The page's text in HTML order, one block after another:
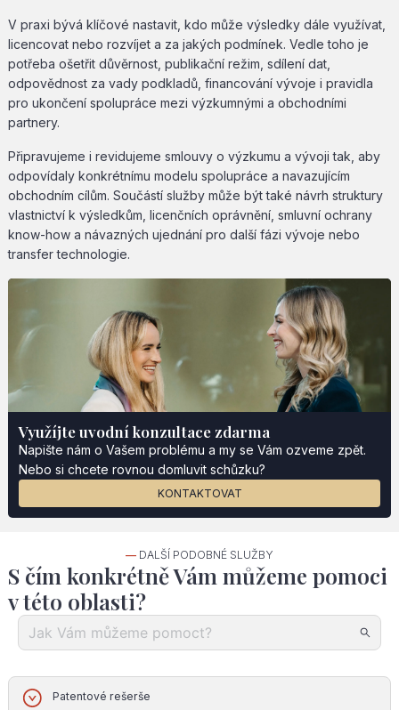
V praxi bývá klíčové nastavit, kdo může výsledky dále využívat,
licencovat nebo rozvíjet a za jakých podmínek. Vedle toho je
potřeba ošetřit důvěrnost, publikační režim, sdílení dat,
odpovědnost za vady podkladů, financování vývoje i pravidla
pro ukončení spolupráce mezi výzkumnými a obchodními
partnery.
Připravujeme i revidujeme smlouvy o výzkumu a vývoji tak, aby
odpovídaly konkrétnímu modelu spolupráce a navazujícím
obchodním cílům. Součástí služby může být také návrh struktury
vlastnictví k výsledkům, licenčních oprávnění, smluvní ochrany
know-how a návazných ujednání pro další fázi vývoje nebo
transfer technologie.
Využíjte uvodní konzultace zdarma
Napište nám o Vašem problému a my se Vám ozveme zpět.
Nebo si chcete rovnou domluvit schůzku?
KONTAKTOVAT
— DALŠÍ PODOBNÉ SLUŽBY
S čím konkrétně Vám můžeme pomoci
v této oblasti?
Patentové rešerše